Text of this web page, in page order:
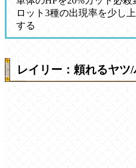
ロット3種の出現率を少し
する
レイリー：頼れるヤツ